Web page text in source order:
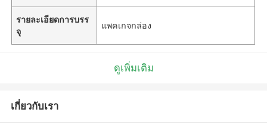
รายละเอียดการบรร
จุ
แพคเกจกล่อง
ดูเพิ่มเติม
เกี่ยวกับเรา